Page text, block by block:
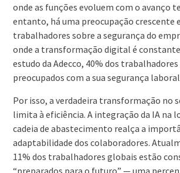
onde as funções evoluem com o avanço
entanto, há uma preocupação crescente
trabalhadores sobre a segurança do
onde a transformação digital é
estudo da Adecco, 40% dos
preocupados com a sua segurança
Por isso, a verdadeira transformação no
limita à eficiência. A integração da IA na
cadeia de abastecimento realça a
adaptabilidade dos colaboradores.
11% dos trabalhadores globais estão